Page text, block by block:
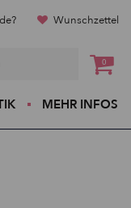
Wunschzettel
0
MEHR INFOS